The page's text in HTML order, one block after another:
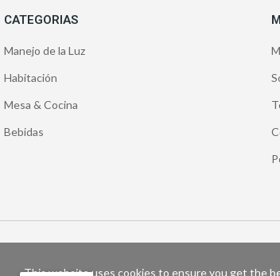
CATEGORIAS
Manejo de la Luz
Habitación
Mesa & Cocina
Bebidas
This website uses cookies to ensure you get the